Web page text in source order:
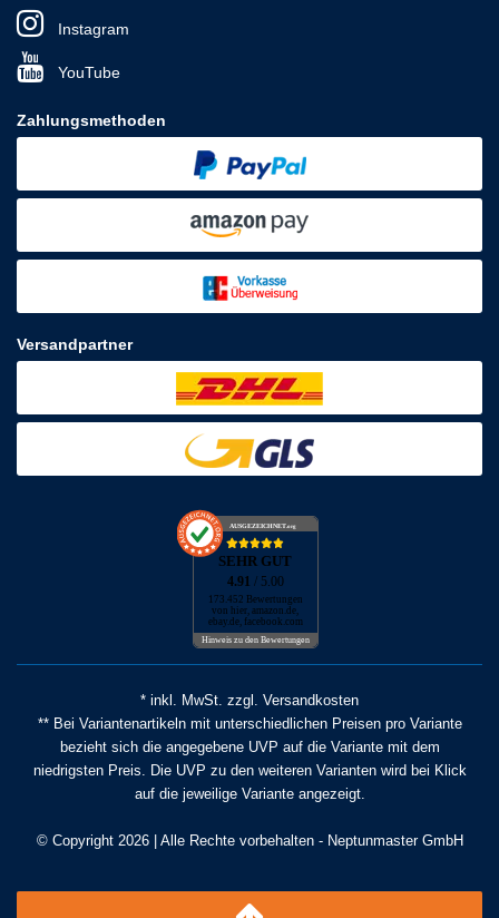
Instagram
YouTube
Zahlungsmethoden
Versandpartner
AUSGEZEICHNET.org
SEHR GUT
4.91 / 5.00
173.452 Bewertungen
von hier, amazon.de,
ebay.de, facebook.com
Hinweis zu den Bewertungen
* inkl. MwSt. zzgl. Versandkosten
** Bei Variantenartikeln mit unterschiedlichen Preisen pro Variante
bezieht sich die angegebene UVP auf die Variante mit dem
niedrigsten Preis. Die UVP zu den weiteren Varianten wird bei Klick
auf die jeweilige Variante angezeigt.
© Copyright 2026 | Alle Rechte vorbehalten - Neptunmaster GmbH